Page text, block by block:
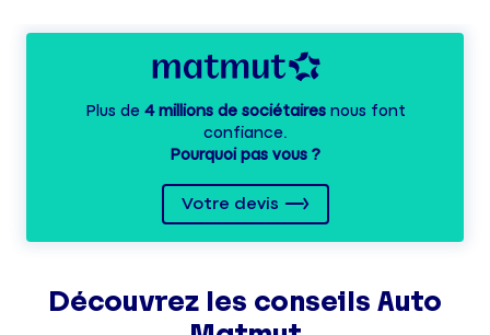
Plus de 4 millions de sociétairesnous font
confiance.
Pourquoi pas vous ?
Votre devis
Découvrez les conseils Auto